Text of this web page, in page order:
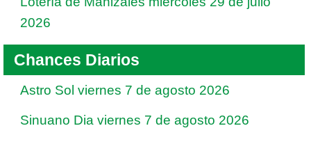
2026
Chances Diarios
Astro Sol viernes 7 de agosto 2026
Sinuano Dia viernes 7 de agosto 2026